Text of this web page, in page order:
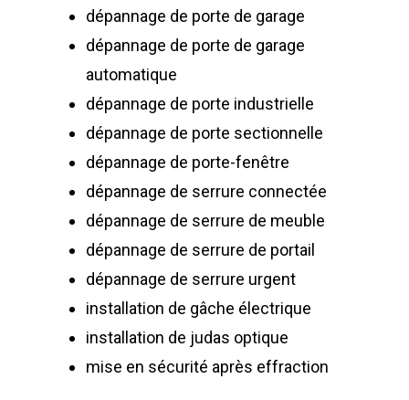
dépannage de porte de garage
dépannage de porte de garage
automatique
dépannage de porte industrielle
dépannage de porte sectionnelle
dépannage de porte-fenêtre
dépannage de serrure connectée
dépannage de serrure de meuble
dépannage de serrure de portail
dépannage de serrure urgent
installation de gâche électrique
installation de judas optique
mise en sécurité après effraction